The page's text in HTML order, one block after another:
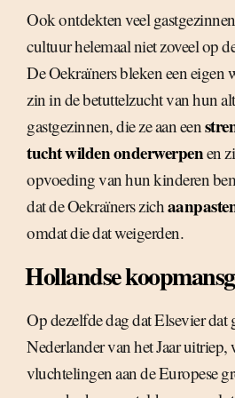
Ook ontdekten veel
cultuur helemaal niet zoveel op
De Oekraïners bleken een eigen
zin in de betuttelzucht van hun
gastgezinnen, die ze aan een
tucht wilden onderwerpenen
opvoeding van hun kinderen
dat de Oekraïners zich
omdat die dat weigerden.
Hollandse
Op dezelfde dag dat Elsevier dat
Nederlander van het Jaar uitriep,
vluchtelingen aan de Europese